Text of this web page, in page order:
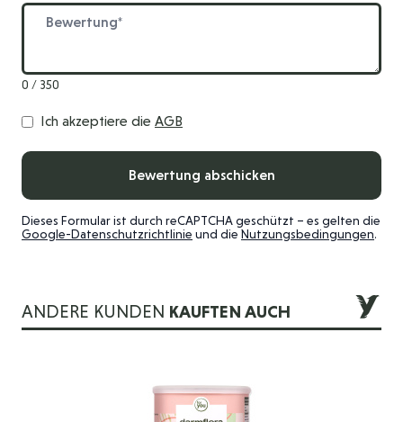
Bewertung
0 / 350
Ich akzeptiere die AGB
Bewertung abschicken
Dieses Formular ist durch reCAPTCHA geschützt – es gelten die
Google-Datenschutzrichtlinie und die Nutzungsbedingungen.
ANDERE KUNDEN KAUFTEN AUCH